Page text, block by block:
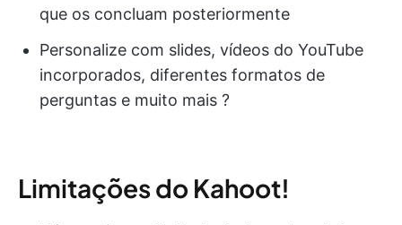
que os concluam posteriormente
Personalize com slides, vídeos do YouTube
incorporados, diferentes formatos de
perguntas e muito mais ?
Limitações do Kahoot!